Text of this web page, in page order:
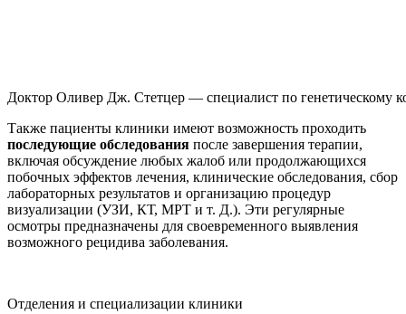
Доктор Оливер Дж. Стетцер — специалист по генетическому
Также пациенты клиники имеют возможность проходить
последующие обследования после завершения терапии,
включая обсуждение любых жалоб или продолжающихся
побочных эффектов лечения, клинические обследования, сбор
лабораторных результатов и организацию процедур
визуализации (УЗИ, КТ, МРТ и т. Д.). Эти регулярные
осмотры предназначены для своевременного выявления
возможного рецидива заболевания.
Отделения и специализации клиники